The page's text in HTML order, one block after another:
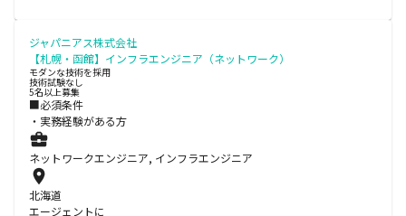
ジャパニアス株式会社
【札幌・函館】インフラエンジニア（ネットワーク）
モダンな技術を採用
技術試験なし
5名以上募集
■必須条件
・実務経験がある方
ネットワークエンジニア, インフラエンジニア
北海道
エージェントに